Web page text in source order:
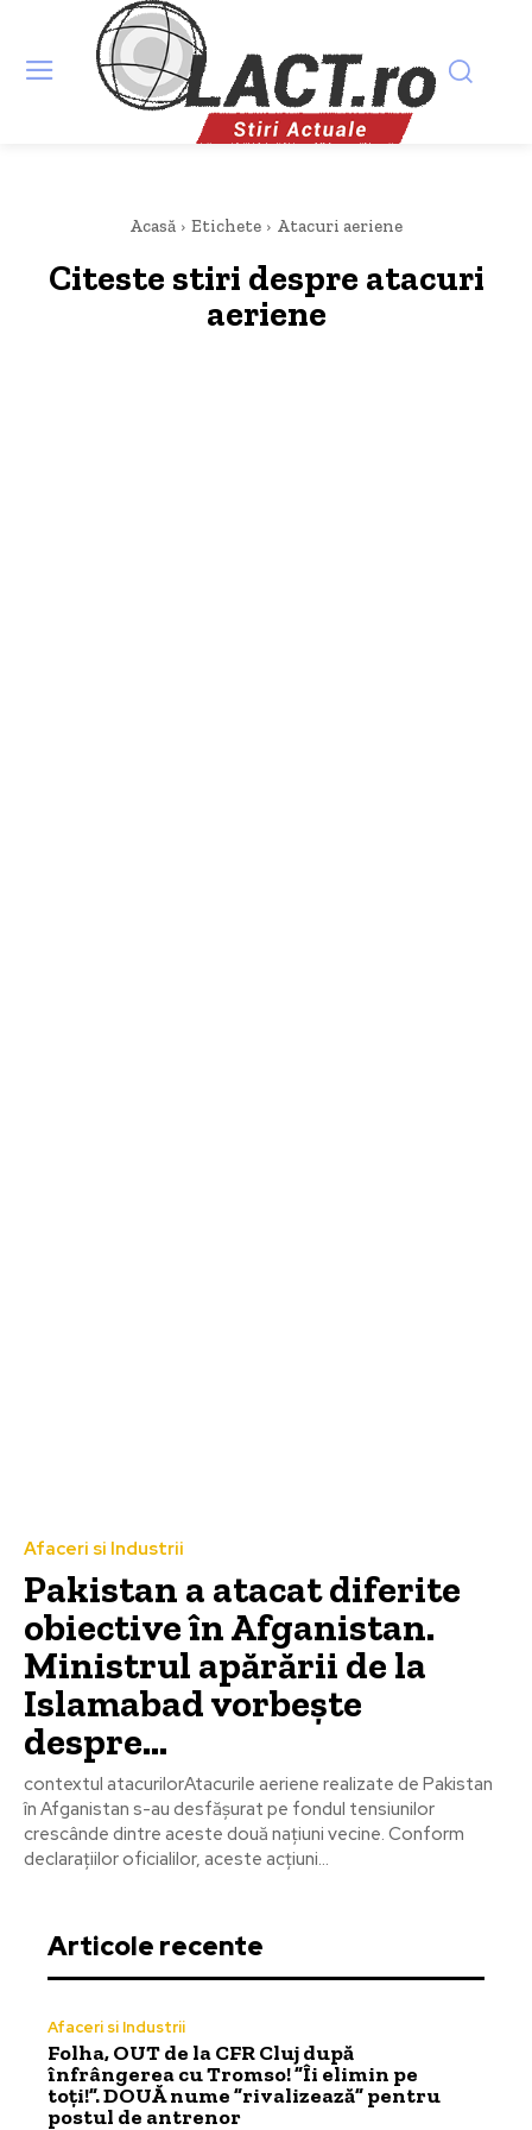
Acasă Etichete Atacuri aeriene
Citeste stiri despre atacuri
aeriene
Afaceri si Industrii
Pakistan a atacat diferite
obiective în Afganistan.
Ministrul apărării de la
Islamabad vorbește
despre…
contextul atacurilorAtacurile aeriene realizate de Pakistan
în Afganistan s-au desfășurat pe fondul tensiunilor
crescânde dintre aceste două națiuni vecine. Conform
declarațiilor oficialilor, aceste acțiuni...
Articole recente
Afaceri si Industrii
Folha, OUT de la CFR Cluj după
înfrângerea cu Tromso! ”Îi elimin pe
toți!”. DOUĂ nume ”rivalizează” pentru
postul de antrenor